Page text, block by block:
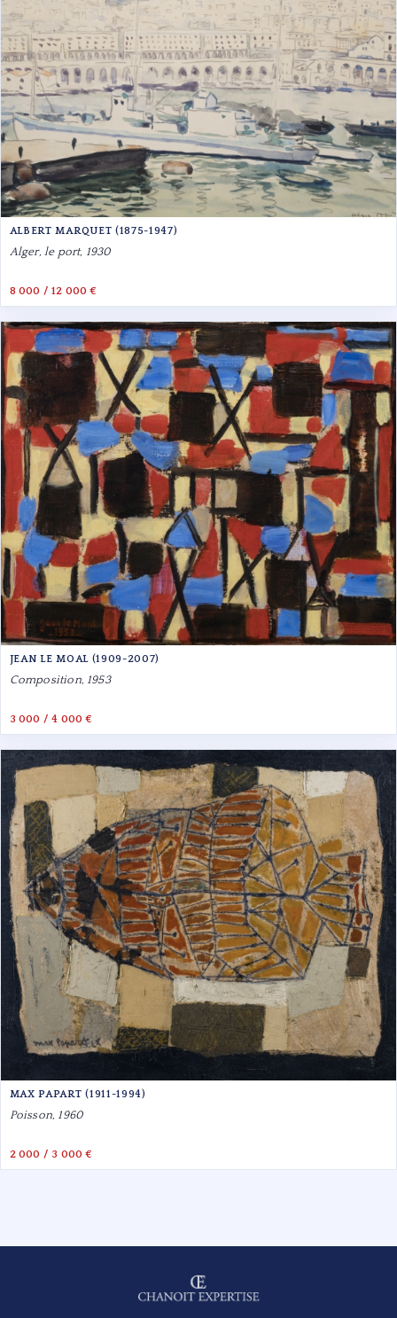
ALBERT MARQUET (1875-1947)
Alger, le port, 1930
8 000 / 12 000 €
JEAN LE MOAL (1909-2007)
Composition, 1953
3 000 / 4 000 €
MAX PAPART (1911-1994)
Poisson, 1960
2 000 / 3 000 €